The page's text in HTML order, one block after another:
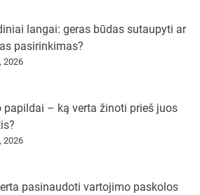
langai: geras būdas sutaupyti ar
pasirinkimas?
2026
papildai – ką verta žinoti prieš juos
2026
pasinaudoti vartojimo paskolos